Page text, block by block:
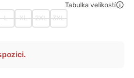
Tabulka velikostí
L XL 2XL 3XL